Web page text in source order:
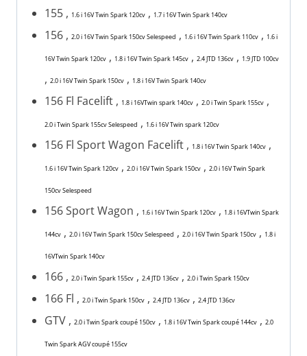
155 , 1.6 i 16V Twin Spark 120cv , 1.7 i 16V Twin Spark 140cv
156 , 2.0 i 16V Twin Spark 150cv Selespeed , 1.6 i 16V Twin Spark 110cv , 1.6 i
16V Twin Spark 120cv , 1.8 i 16V Twin Spark 145cv , 2.4 JTD 136cv , 1.9 JTD 100cv
, 2.0 i 16V Twin Spark 150cv , 1.8 i 16V Twin Spark 140cv
156 Fl Facelift , 1.8 i 16VTwin spark 140cv , 2.0 i Twin Spark 155cv ,
2.0 i Twin Spark 155cv Selespeed , 1.6 i 16V Twin spark 120cv
156 Fl Sport Wagon Facelift , 1.8 i 16V Twin Spark 140cv ,
1.6 i 16V Twin Spark 120cv , 2.0 i 16V Twin Spark 150cv , 2.0 i 16V Twin Spark
150cv Selespeed
156 Sport Wagon , 1.6 i 16V Twin Spark 120cv , 1.8 i 16VTwin Spark
144cv , 2.0 i 16V Twin Spark 150cv Selespeed , 2.0 i 16V Twin Spark 150cv , 1.8 i
16VTwin Spark 140cv
166 , 2.0 i Twin Spark 155cv , 2.4 JTD 136cv , 2.0 i Twin Spark 150cv
166 Fl , 2.0 i Twin Spark 150cv , 2.4 JTD 136cv , 2.4 JTD 136cv
GTV , 2.0 i Twin Spark coupé 150cv , 1.8 i 16V Twin Spark coupé 144cv , 2.0
Twin Spark AGV coupé 155cv